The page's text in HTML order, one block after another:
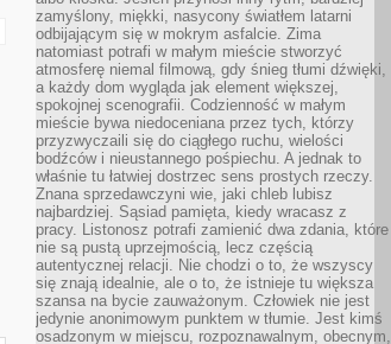
zamyślony, miękki, nasycony światłem latarni
odbijającym się w mokrym asfalcie. Zima
natomiast potrafi w małym mieście stworzyć
atmosferę niemal filmową, gdy śnieg tłumi dźwięki,
a każdy dom wygląda jak element większej,
spokojnej scenografii. Codzienność w małym
mieście bywa niedoceniana przez tych, którzy
przyzwyczaili się do ciągłego ruchu, wielości
bodźców i nieustannego pośpiechu. A jednak to
właśnie tu łatwiej dostrzec sens prostych rzeczy.
Znana sprzedawczyni wie, jaki chleb lubisz
najbardziej. Sąsiad pamięta, kiedy wracasz z
pracy. Listonosz potrafi zamienić dwa zdania, które
nie są pustą uprzejmością, lecz częścią
autentycznej relacji. Nie chodzi o to, że wszyscy
się znają idealnie, ale o to, że istnieje tu większa
szansa na bycie zauważonym. Człowiek nie jest
jedynie anonimowym punktem w tłumie. Jest kimś
osadzonym w miejscu, rozpoznawalnym, obecnym,